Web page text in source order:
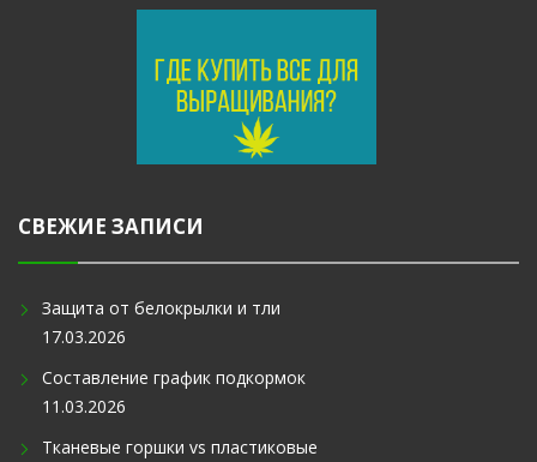
СВЕЖИЕ ЗАПИСИ
Защита от белокрылки и тли
17.03.2026
Составление график подкормок
11.03.2026
Тканевые горшки vs пластиковые